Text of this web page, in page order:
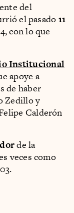
del
el pasado 11
con lo que
Institucional
apoye a
de haber
Zedillo y
Calderón
de la
veces como